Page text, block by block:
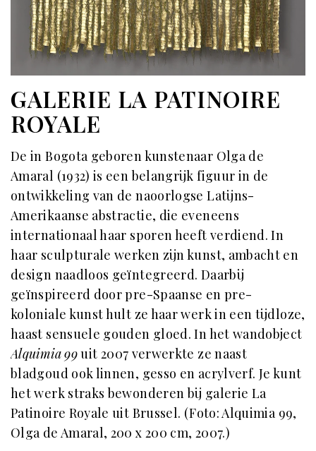
GALERIE LA PATINOIRE
ROYALE
De in Bogota geboren kunstenaar Olga de
Amaral (1932) is een belangrijk figuur in de
ontwikkeling van de naoorlogse Latijns-
Amerikaanse abstractie, die eveneens
internationaal haar sporen heeft verdiend. In
haar sculpturale werken zijn kunst, ambacht en
design naadloos geïntegreerd. Daarbij
geïnspireerd door pre-Spaanse en pre-
koloniale kunst hult ze haar werk in een tijdloze,
haast sensuele gouden gloed. In het wandobject
Alquimia99uit 2007 verwerkte ze naast
bladgoud ook linnen, gesso en acrylverf. Je kunt
het werk straks bewonderen bij galerie La
Patinoire Royale uit Brussel. (Foto: Alquimia 99,
Olga de Amaral, 200 x 200 cm, 2007.)